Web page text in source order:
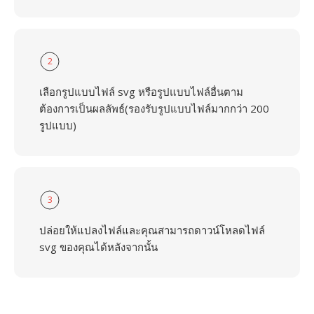
2
เลือกรูปแบบไฟล์ svg หรือรูปแบบไฟล์อื่นตาม
ต้องการเป็นผลลัพธ์(รองรับรูปแบบไฟล์มากกว่า 200
รูปแบบ)
3
ปล่อยให้แปลงไฟล์และคุณสามารถดาวน์โหลดไฟล์
svg ของคุณได้หลังจากนั้น